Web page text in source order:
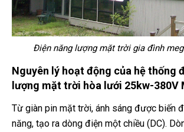
Điện năng lượng mặt trời gia đình
Nguyên lý hoạt động của hệ thống
lượng mặt trời hòa lưới 25kw-380V
Từ giàn pin mặt trời, ánh sáng được biến
năng, tạo ra dòng điện một chiều (DC).